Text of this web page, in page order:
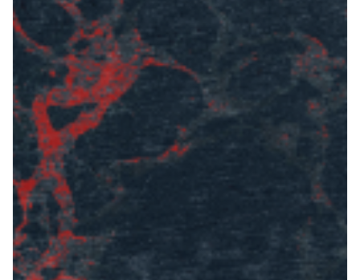
Summer Sale
Mare
Accessori
Party
Outlet
Helan x Genoa
Isolani x Genoa